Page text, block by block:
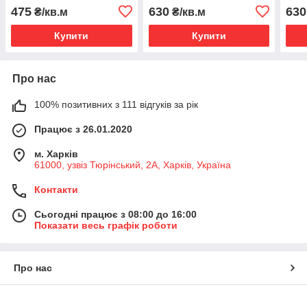
475 ₴/кв.м
Купити
630₴/кв.м
Купити
630
Про нас
100% позитивних з 111 відгуків за рік
Працює з 26.01.2020
м. Харків
61000, узвіз Тюрінський, 2А, Харків, Україна
Контакти
Сьогодні працює з 08:00 до 16:00
Показати весь графік роботи
Про нас